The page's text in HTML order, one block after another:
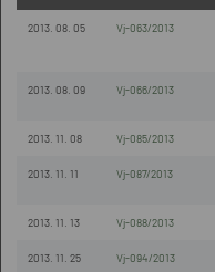
2013. 08. 05 Vj-063/2013
2013. 08. 09 Vj-066/2013
2013. 11. 08 Vj-085/2013
2013. 11. 11 Vj-087/2013
2013. 11. 13 Vj-088/2013
2013. 11. 25 Vj-094/2013